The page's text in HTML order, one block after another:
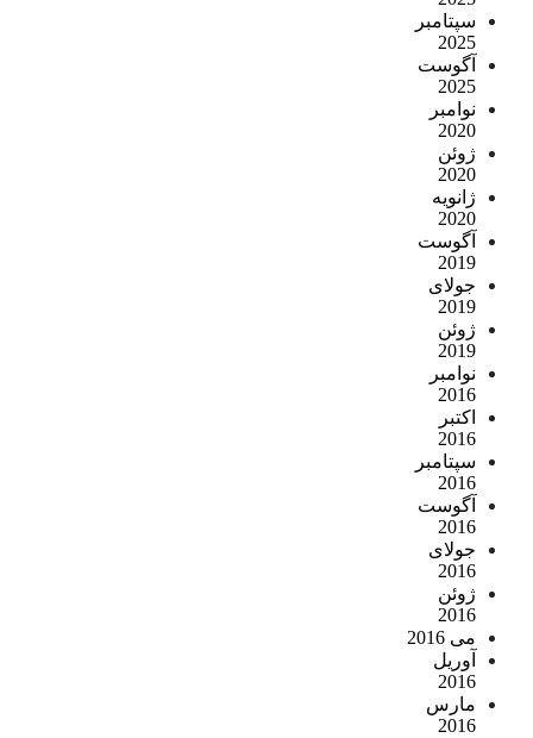
سپتامبر
2025
آگوست
2025
نوامبر
2020
ژوئن
2020
ژانویه
2020
آگوست
2019
جولای
2019
ژوئن
2019
نوامبر
2016
اکتبر
2016
سپتامبر
2016
آگوست
2016
جولای
2016
ژوئن
2016
می 2016
آوریل
2016
مارس
2016